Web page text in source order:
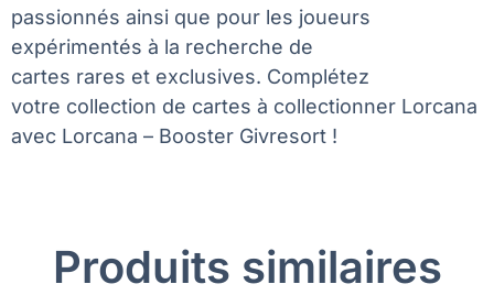
passionnés ainsi que pour les joueurs
expérimentés à la recherche de
cartes rares et exclusives. Complétez
votre collection de cartes à collectionner Lorcana
avec Lorcana – Booster Givresort !
Produits similaires